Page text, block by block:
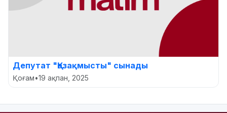
Депутат "Қазақмысты" сынады
Қоғам•19 ақпан, 2025